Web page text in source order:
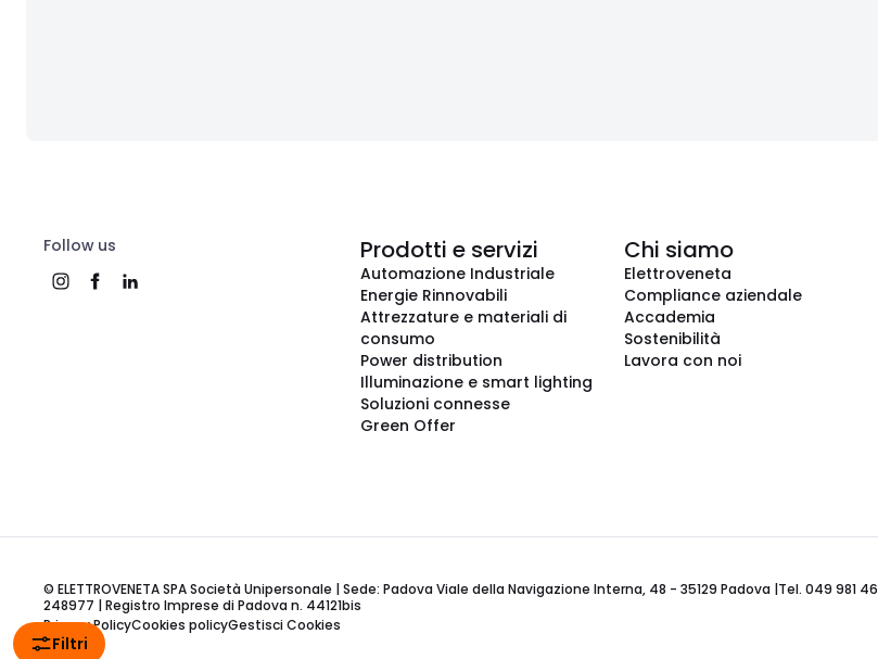
Filtri
Follow us Prodotti e servizi
Automazione Industriale
Energie Rinnovabili
Attrezzature e materiali di
consumo
Power distribution
Illuminazione e smart lighting
Soluzioni connesse
Green Offer
Chi siamo
Elettroveneta
Compliance aziendale
Accademia
Sostenibilità
Lavora con noi
© ELETTROVENETA SPA Società Unipersonale | Sede: Padova Viale della Navigazione Interna, 48 - 35129 Padova |Tel. 049 981
248977 | Registro Imprese di Padova n. 44121bis
Privacy PolicyCookies policyGestisci Cookies